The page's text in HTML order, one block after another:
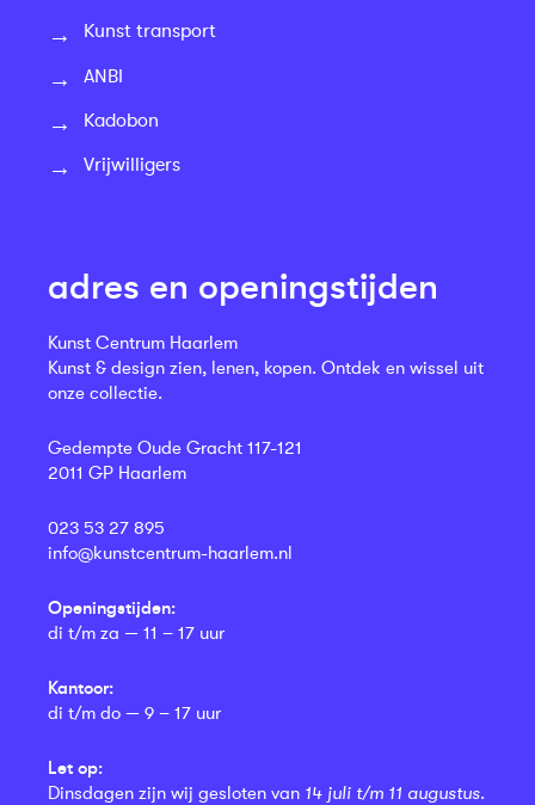
Kunst transport
ANBI
Kadobon
Vrijwilligers
adres en openingstijden
Kunst Centrum Haarlem
Kunst & design zien, lenen, kopen. Ontdek en wissel uit
onze collectie.
Gedempte Oude Gracht 117-121
2011 GP Haarlem
023 53 27 895
info@kunstcentrum-haarlem.nl
Openingstijden:
di t/m za — 11 – 17 uur
Kantoor:
di t/m do — 9 – 17 uur
Let op:
Dinsdagen zijn wij gesloten van 14 juli t/m 11 augustus.